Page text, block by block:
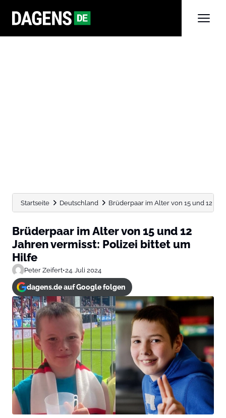
Startseite Deutschland Brüderpaar im Alter von 15 und 12
Brüderpaar im Alter von 15 und 12
Jahren vermisst: Polizei bittet um
Hilfe
Peter Zeifert•24. Juli 2024
dagens.de auf Google folgen